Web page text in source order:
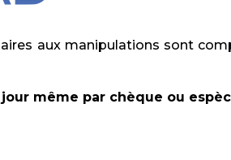
aux manipulations sont
même par chèque ou